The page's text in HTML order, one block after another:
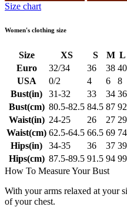
Size chart
Women's clothing size
Size XS S M L
Euro
32/34 36 38 40
USA
0/2 4 6
8
Bust(in)
31-32 33 34 36
Bust(cm) 80.5-82.5 84.5 87 92
Waist(in) 24-25 26 27 29
Waist(cm) 62.5-64.5 66.5 69 74
Hips(in)
34-35 36 37 39
Hips(cm) 87.5-89.5 91.5 94 99
How To Measure Your Bust
With your arms relaxed at your
of your chest.